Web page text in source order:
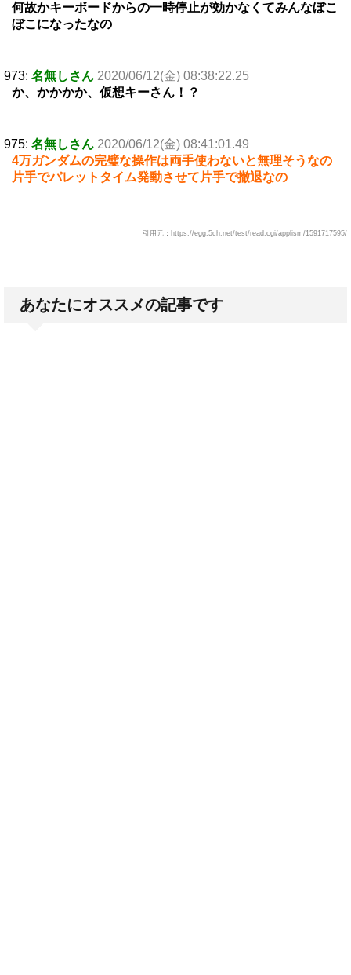
何故かキーボードからの一時停止が効かなくてみんなぼこ
ぼこになったなの
973: 名無しさん 2020/06/12(金) 08:38:22.25
か、かかかか、仮想キーさん！？
975: 名無しさん 2020/06/12(金) 08:41:01.49
4万ガンダムの完璧な操作は両手使わないと無理そうなの
片手でパレットタイム発動させて片手で撤退なの
引用元：https://egg.5ch.net/test/read.cgi/applism/1591717595/
あなたにオススメの記事です